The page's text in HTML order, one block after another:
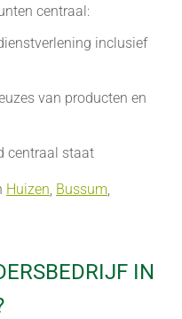
centraal:
inclusief
van producten en
centraal staat
Huizen, Bussum,
IN